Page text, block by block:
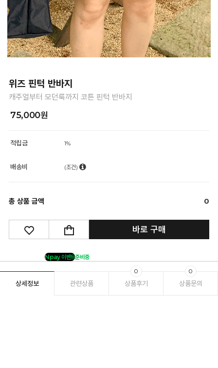
위즈 핀턱 반바지
캐주얼부터 모던룩까지 코튼 핀턱 반바지
75,000원
적립금 1%
배송비 (조건)
총 상품 금액 0
바로 구매
Npay 이벤트준비중
상세정보 관련상품 상품후기
0
상품문의
0